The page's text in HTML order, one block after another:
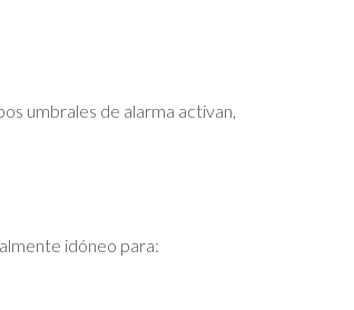
umbrales de alarma activan,
idóneo para: